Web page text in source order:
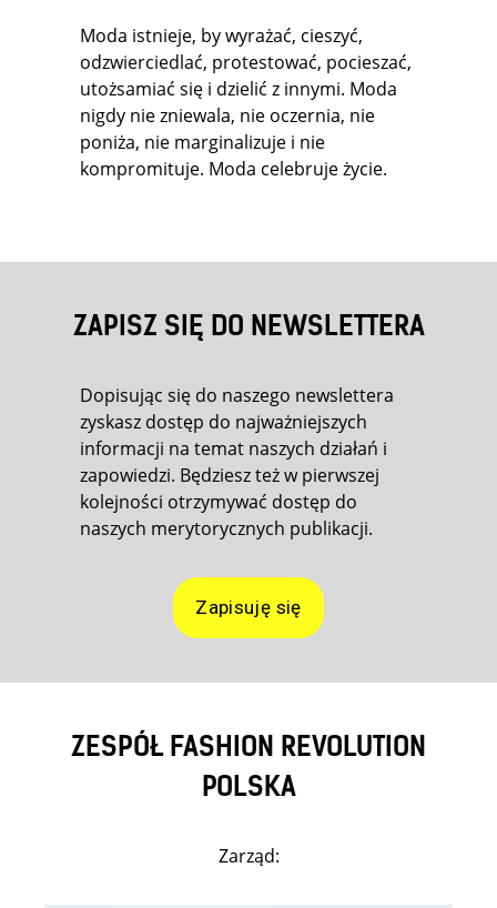
Moda istnieje, by wyrażać, cieszyć,
odzwierciedlać, protestować, pocieszać,
utożsamiać się i dzielić z innymi. Moda
nigdy nie zniewala, nie oczernia, nie
poniża, nie marginalizuje i nie
kompromituje. Moda celebruje życie.
ZAPISZ SIĘ DO NEWSLETTERA
Dopisując się do naszego newslettera
zyskasz dostęp do najważniejszych
informacji na temat naszych działań i
zapowiedzi. Będziesz też w pierwszej
kolejności otrzymywać dostęp do
naszych merytorycznych publikacji.
Zapisuję się
ZESPÓŁ FASHION REVOLUTION
POLSKA
Zarząd: